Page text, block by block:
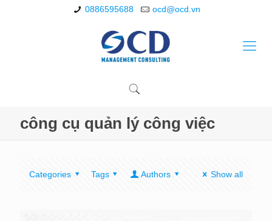
0886595688 ocd@ocd.vn
công cụ quản lý công việc
Categories Tags Authors Show all